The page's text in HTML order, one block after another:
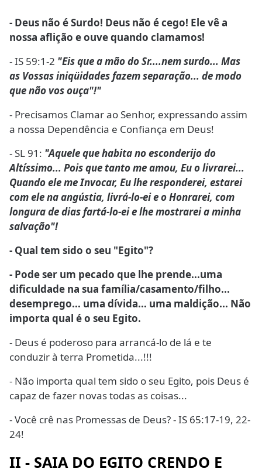
- Deus não é Surdo! Deus não é cego! Ele vê a
nossa aflição e ouve quando clamamos!
- IS 59:1-2 "Eis que a mão do Sr....nem surdo... Mas
as Vossas iniqüidades fazem separação... de modo
que não vos ouça"!"
- Precisamos Clamar ao Senhor, expressando assim
a nossa Dependência e Confiança em Deus!
- SL 91: "Aquele que habita no esconderijo do
Altíssimo... Pois que tanto me amou, Eu o livrarei...
Quando ele me Invocar, Eu lhe responderei, estarei
com ele na angústia, livrá-lo-ei e o Honrarei, com
longura de dias fartá-lo-ei e lhe mostrarei a minha
salvação"!
- Qual tem sido o seu "Egito"?
- Pode ser um pecado que lhe prende...uma
dificuldade na sua família/casamento/filho...
desemprego... uma dívida... uma maldição... Não
importa qual é o seu Egito.
- Deus é poderoso para arrancá-lo de lá e te
conduzir à terra Prometida...!!!
- Não importa qual tem sido o seu Egito, pois Deus é
capaz de fazer novas todas as coisas...
- Você crê nas Promessas de Deus? - IS 65:17-19, 22-
24!
II - SAIA DO EGITO CRENDO E